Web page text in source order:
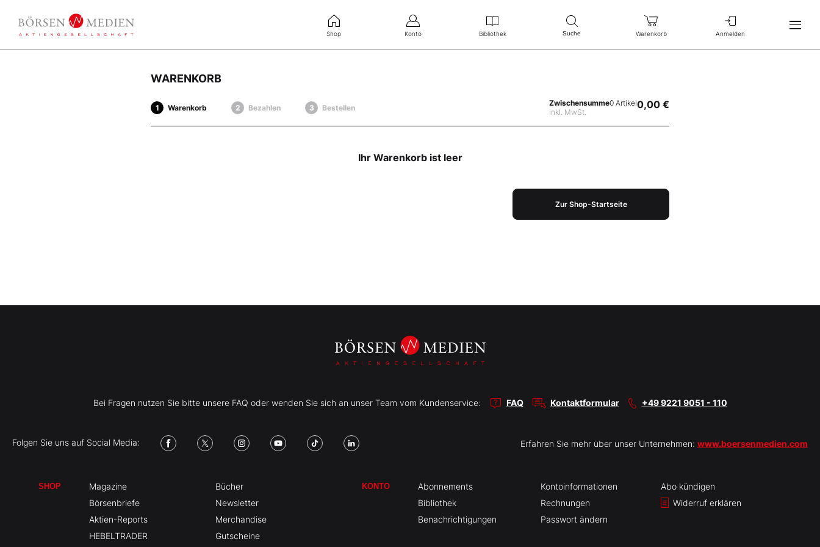
Shop Konto Bibliothek Suche Warenkorb Anmelden
WARENKORB
Warenkorb Bezahlen Bestellen
Zwischensumme
inkl. MwSt.
0 Artikel0,00 €
Ihr Warenkorb ist leer
Zur Shop-Startseite
Bei Fragen nutzen Sie bitte unsere FAQ oder wenden Sie sich an unser Team vom Kundenservice: FAQ Kontaktformular +49 9221 9051 - 110
Folgen Sie uns auf Social Media: Erfahren Sie mehr über unser Unternehmen: www.boersenmedien.com
SHOP
Magazine
Börsenbriefe
Aktien-Reports
HEBELTRADER
Bücher
Newsletter
Merchandise
Gutscheine
KONTO
Abonnements
Bibliothek
Benachrichtigungen
Kontoinformationen
Rechnungen
Passwort ändern
Abo kündigen
Widerruf erklären